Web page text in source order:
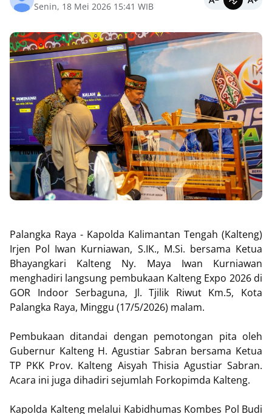
Senin, 18 Mei 2026 15:41 WIB
Palangka Raya - Kapolda Kalimantan Tengah (Kalteng)
Irjen Pol Iwan Kurniawan, S.IK., M.Si. bersama Ketua
Bhayangkari Kalteng Ny. Maya Iwan Kurniawan
menghadiri langsung pembukaan Kalteng Expo 2026 di
GOR Indoor Serbaguna, Jl. Tjilik Riwut Km.5, Kota
Palangka Raya, Minggu (17/5/2026) malam.
Pembukaan ditandai dengan pemotongan pita oleh
Gubernur Kalteng H. Agustiar Sabran bersama Ketua
TP PKK Prov. Kalteng Aisyah Thisia Agustiar Sabran.
Acara ini juga dihadiri sejumlah Forkopimda Kalteng.
Kapolda Kalteng melalui Kabidhumas Kombes Pol Budi